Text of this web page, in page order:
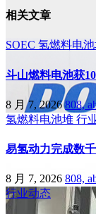
相关文章
SOEC 氢燃料电
斗山燃料电池获
8 月 7, 2026808,
氢燃料电池堆 行
易氢动力完成数
8 月 7, 2026 808,
行业动态